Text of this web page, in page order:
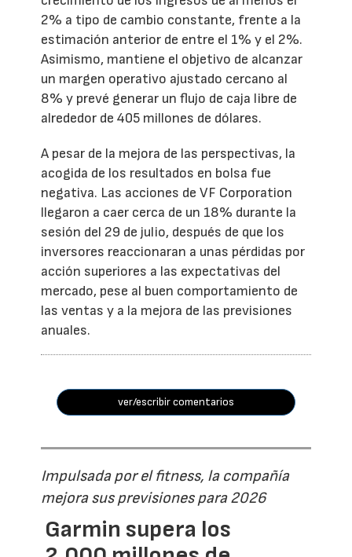
2% a tipo de cambio constante, frente a la
estimación anterior de entre el 1% y el 2%.
Asimismo, mantiene el objetivo de alcanzar
un margen operativo ajustado cercano al
8% y prevé generar un flujo de caja libre de
alrededor de 405 millones de dólares.
A pesar de la mejora de las perspectivas, la
acogida de los resultados en bolsa fue
negativa. Las acciones de VF Corporation
llegaron a caer cerca de un 18% durante la
sesión del 29 de julio, después de que los
inversores reaccionaran a unas pérdidas por
acción superiores a las expectativas del
mercado, pese al buen comportamiento de
las ventas y a la mejora de las previsiones
anuales.
ver/escribir comentarios
Impulsada por el fitness, la compañía
mejora sus previsiones para 2026
Garmin supera los